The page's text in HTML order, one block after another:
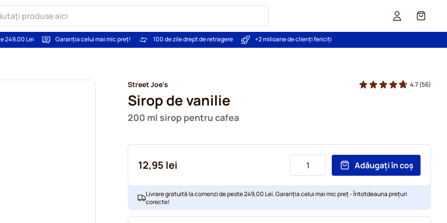
Coș
249,00 Lei Garanția celui mai mic preț! 100 de zile drept de retragere +2 milioane de clienți fericiți
Street Joe's
Sirop de vanilie
200 ml sirop pentru cafea
4.7(56)
12,95 lei Adăugați în coș
Livrare gratuită la comenzi de peste 249,00 Lei. Garanția celui mai mic preț - Întotdeauna prețuri
corecte!